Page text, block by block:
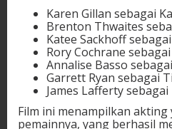
Karen Gillan sebagai
Brenton Thwaites
Katee Sackhoff
Rory Cochrane
Annalise Basso
Garrett Ryan sebagai
James Lafferty
Film ini menampilkan
pemainnya, yang berhasil